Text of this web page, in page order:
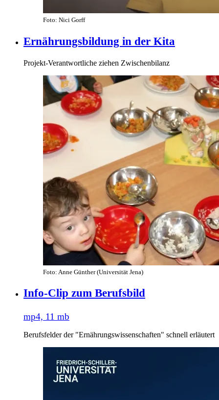
Foto: Nici Gorff
Ernährungsbildung in der Kita
Projekt-Verantwortliche ziehen Zwischenbilanz
Foto: Anne Günther (Universität Jena)
Info-Clip zum Berufsbild
mp4, 11 mb
Berufsfelder der "Ernährungswissenschaften" schnell erläutert